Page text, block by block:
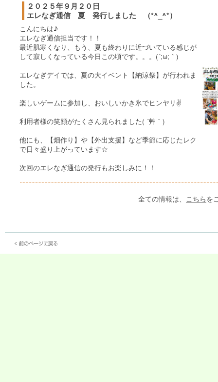
２０２５年９月２０日
エレなぎ通信 夏 発行しました （*^_^*）
こんにちは♪
エレなぎ通信担当です！！
最近肌寒くなり、もう、夏も終わりに近づいている感じが
して寂しくなっている今日この頃です。。。(´;ω;｀)
エレなぎデイでは、夏の大イベント【納涼祭】が行われま
した。
楽しいゲームに参加し、おいしいかき氷でヒンヤリ✌
利用者様の笑顔がたくさん見られました( ´艸｀)
他にも、【畑作り】や【外出支援】など季節に応じたレク
で日々盛り上がっています☆
次回のエレなぎ通信の発行もお楽しみに！！
全ての情報は、 こちらを